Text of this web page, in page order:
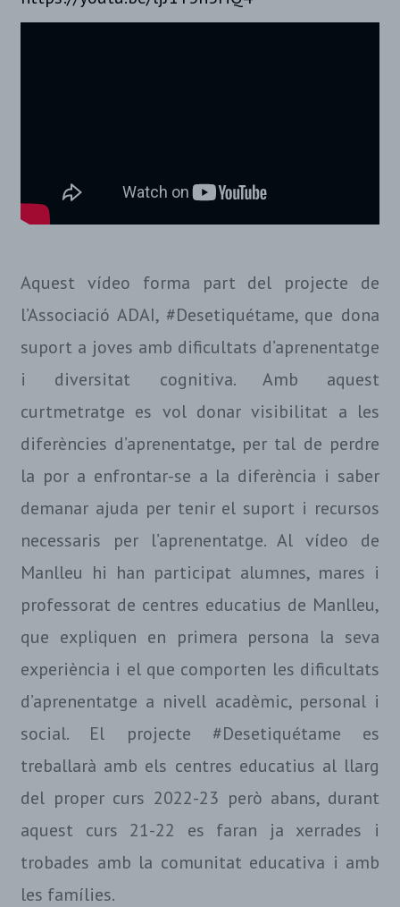
Aquest vídeo forma part del projecte de
l’Associació ADAI, #Desetiquétame, que dona
suport a joves amb dificultats d’aprenentatge
i diversitat cognitiva. Amb aquest
curtmetratge es vol donar visibilitat a les
diferències d’aprenentatge, per tal de perdre
la por a enfrontar-se a la diferència i saber
demanar ajuda per tenir el suport i recursos
necessaris per l’aprenentatge. Al vídeo de
Manlleu hi han participat alumnes, mares i
professorat de centres educatius de Manlleu,
que expliquen en primera persona la seva
experiència i el que comporten les dificultats
d’aprenentatge a nivell acadèmic, personal i
social. El projecte #Desetiquétame es
treballarà amb els centres educatius al llarg
del proper curs 2022-23 però abans, durant
aquest curs 21-22 es faran ja xerrades i
trobades amb la comunitat educativa i amb
les famílies.